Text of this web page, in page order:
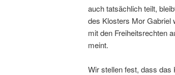
auch tatsächlich teilt,
des Klosters Mor Gabriel
mit den Freiheitsrechten
meint.
Wir stellen fest, dass das